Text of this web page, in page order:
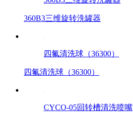
360B3三维旋转洗罐器
四氟清洗球（36300）
四氟清洗球（36300）
CYCO-05回转槽清洗喷嘴